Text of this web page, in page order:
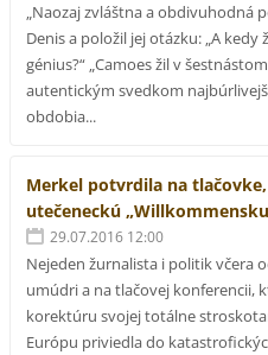
„Naozaj zvláštna a obdivuhodná
Denis a položil jej otázku: „A
génius?“ „Camoes žil v
autentickým svedkom
obdobia...
Merkel potvrdila na
utečeneckú
29.07.2016 12:00
Nejeden žurnalista i politik včera
umúdri a na tlačovej konferencii,
korektúru svojej totálne
Európu priviedla do